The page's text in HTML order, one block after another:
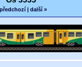
| další »